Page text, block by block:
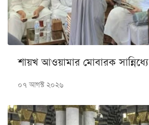
শায়খ আওয়ামার মোবারক সান্নিধ্যে
০৭ আগস্ট ২০২৬